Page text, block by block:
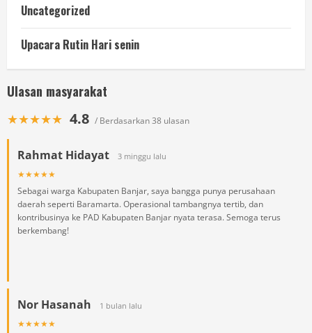
Uncategorized
Upacara Rutin Hari senin
Ulasan masyarakat
★★★★★ 4.8 / Berdasarkan 38 ulasan
Rahmat Hidayat 3 minggu lalu
★★★★★
Sebagai warga Kabupaten Banjar, saya bangga punya perusahaan
daerah seperti Baramarta. Operasional tambangnya tertib, dan
kontribusinya ke PAD Kabupaten Banjar nyata terasa. Semoga terus
berkembang!
Nor Hasanah 1 bulan lalu
★★★★★